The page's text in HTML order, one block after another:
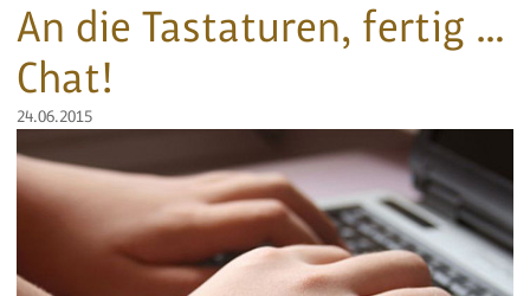
An die Tastaturen, fertig …
Chat!
24.06.2015